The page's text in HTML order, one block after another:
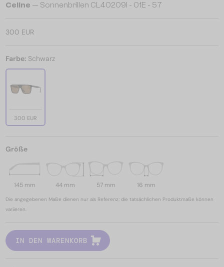
Celine — Sonnenbrillen CL40209I - 01E - 57
300 EUR
Farbe: Schwarz
300 EUR
Größe
145 mm 44 mm 57 mm 16 mm
Die angegebenen Maße dienen nur als Referenz; die tatsächlichen Produktmaße können
variieren.
IN DEN WARENKORB